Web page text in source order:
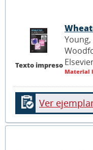
Texto impreso
Material
Ver